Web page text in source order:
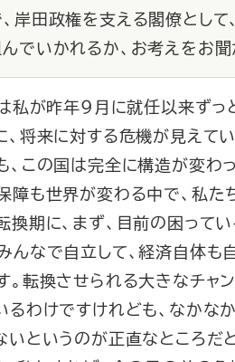
岸田政権を支える閣僚として
でいかれるか、お考えをお聞
は私が昨年９月に就任以来ず
、将来に対する危機が見えて
、この国は完全に構造が変わ
障も世界が変わる中で、私た
換期に、まず、目前の困って
んなで自立して、経済自体も
。転換させられる大きなチャ
るわけですけれども、なかな
いというのが正直なところだ